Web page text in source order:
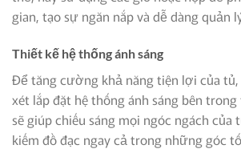
gian, tạo sự ngăn nắp và dễ dàng quản
Thiết kế hệ thống ánh sáng
Để tăng cường khả năng tiện lợi của
xét lắp đặt hệ thống ánh sáng bên trong
sẽ giúp chiếu sáng mọi ngóc ngách của
kiếm đồ đạc ngay cả trong những góc